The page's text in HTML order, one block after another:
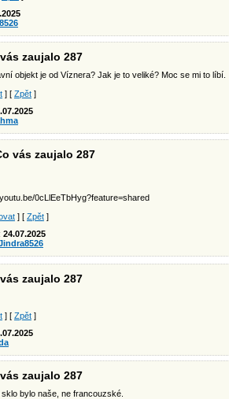
zaujalo 287
objekt je od Víznera? Jak je to veliké? Moc se mi to líbí.
] [ Zpět ]
vás zaujalo 287
0cLlEeTbHyg?feature=shared
] [ Zpět ]
24.07.2025
zaujalo 287
] [ Zpět ]
zaujalo 287
bylo naše, ne francouzské.